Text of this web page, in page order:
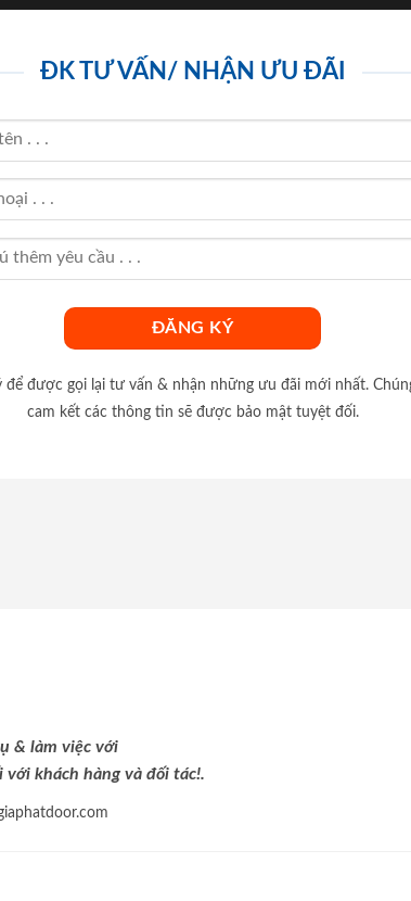
ĐK TƯ VẤN/ NHẬN ƯU ĐÃI
để được gọi lại tư vấn & nhận những ưu đãi mới nhất.
cam kết các thông tin sẽ được bảo mật tuyệt đối.
& làm việc với
với khách hàng và đối tác!.